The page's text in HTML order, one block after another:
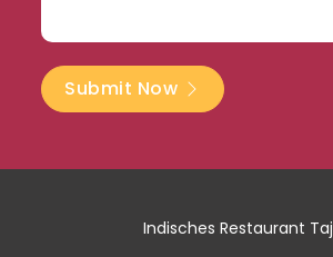
Submit Now
Indisches Restaurant Taj